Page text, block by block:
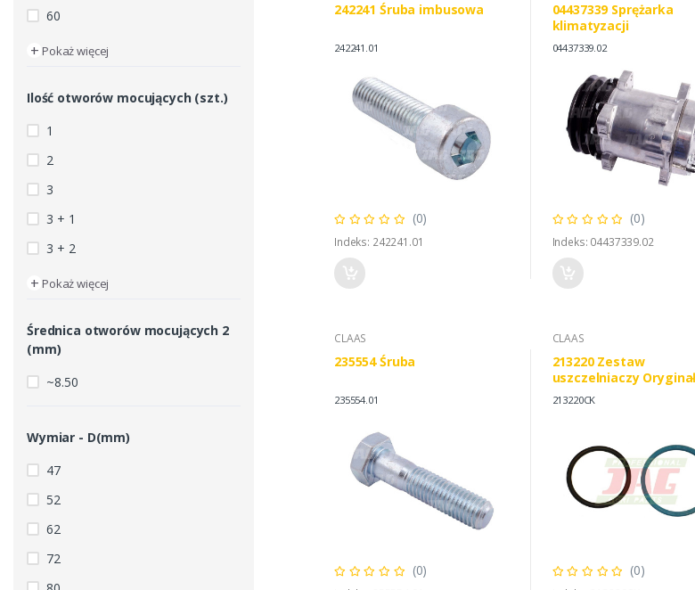
60
+ Pokaż więcej
Ilość otworów mocujących (szt.)
1
2
3
3 + 1
3 + 2
+ Pokaż więcej
Średnica otworów mocujących 2
(mm)
~8.50
Wymiar - D(mm)
47
52
62
72
242241 Śruba imbusowa
242241.01
(0)
Indeks: 242241.01
04437339 Sprężarka
klimatyzacji
04437339.02
(0)
Indeks: 04437339.02
CLAAS
235554 Śruba
235554.01
(0)
CLAAS
213220 Zestaw
uszczelniaczy
CLAAS
213220CK
(0)